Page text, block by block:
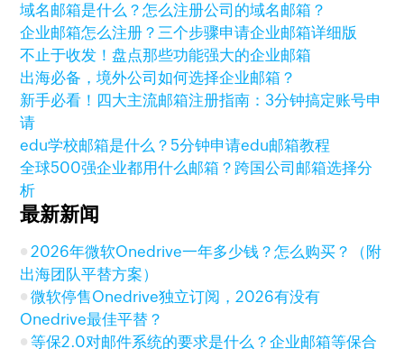
域名邮箱是什么？怎么注册公司的域名邮箱？
企业邮箱怎么注册？三个步骤申请企业邮箱详细版
不止于收发！盘点那些功能强大的企业邮箱
出海必备，境外公司如何选择企业邮箱？
新手必看！四大主流邮箱注册指南：3分钟搞定账号申
请
edu学校邮箱是什么？5分钟申请edu邮箱教程
全球500强企业都用什么邮箱？跨国公司邮箱选择分
析
最新新闻
2026年微软Onedrive一年多少钱？怎么购买？（附
出海团队平替方案）
微软停售Onedrive独立订阅，2026有没有
Onedrive最佳平替？
等保2.0对邮件系统的要求是什么？企业邮箱等保合